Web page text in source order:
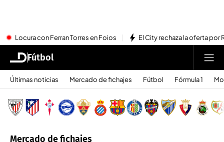
Locura con Ferran Torres en Foios El City rechaza la oferta por
Fútbol
Últimas noticias Mercado de fichajes Fútbol Fórmula 1
Mercado de fichajes